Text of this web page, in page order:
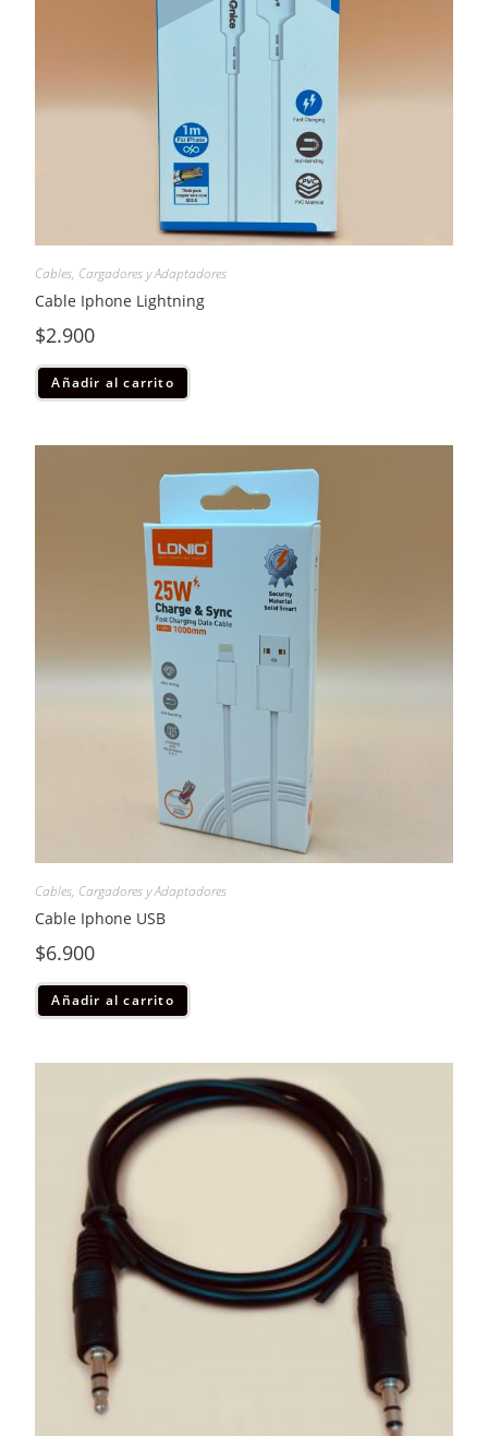
Cables, Cargadores y Adaptadores
Cable Iphone Lightning
$2.900
Añadir al carrito
Cables, Cargadores y Adaptadores
Cable Iphone USB
$6.900
Añadir al carrito